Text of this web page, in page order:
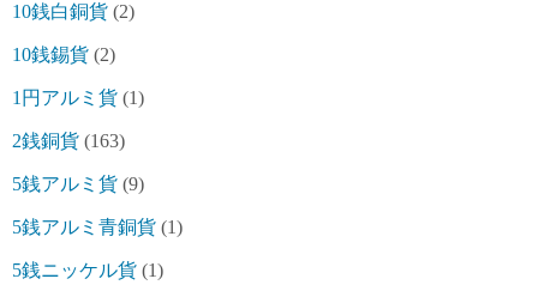
10銭白銅貨 (2)
10銭錫貨 (2)
1円アルミ貨 (1)
2銭銅貨 (163)
5銭アルミ貨 (9)
5銭アルミ青銅貨 (1)
5銭ニッケル貨 (1)